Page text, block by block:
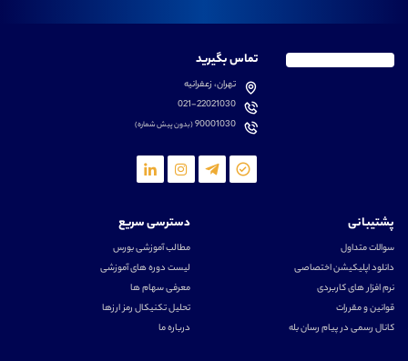
تماس بگیرید
تهران، زعفرانیه
021-22021030
90001030(بدون پیش شماره)
پشتیبانی
سوالات متداول
دانلود اپلیکیشن اختصاصی
نرم افزار های کاربردی
قوانین و مقررات
کانال رسمی در پیام رسان بله
دسترسی سریع
مطالب آموزشی بورس
لیست دوره های آموزشی
معرفی سهام ها
تحلیل تکنیکال رمز ارزها
درباره ما